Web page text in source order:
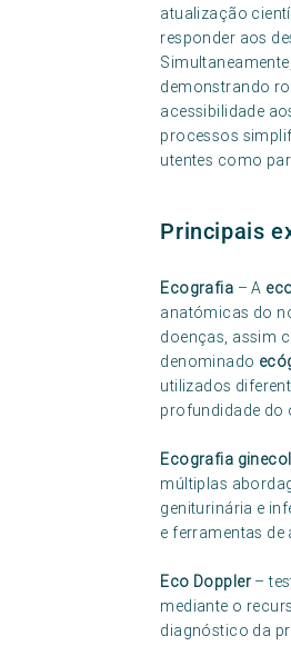
atualização
responder aos
demonstrando
acessibilidade
processos
utentes como
Principais
Ecografia – A
anatómicas do
doenças, assim
denominado
utilizados
profundidade do
Ecografia
múltiplas
geniturinária e
e ferramentas de
Eco Doppler–
mediante o
diagnóstico da